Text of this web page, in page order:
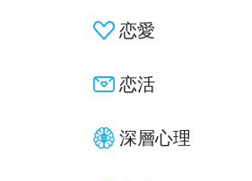
恋愛
恋活
深層心理